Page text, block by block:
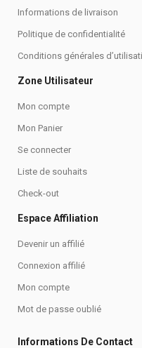
Informations de livraison
Politique de confidentialité
Conditions générales
Zone Utilisateur
Mon compte
Mon Panier
Se connecter
Liste de souhaits
Check-out
Espace Affiliation
Devenir un affilié
Connexion affilié
Mon compte
Mot de passe oublié
Informations De Contact